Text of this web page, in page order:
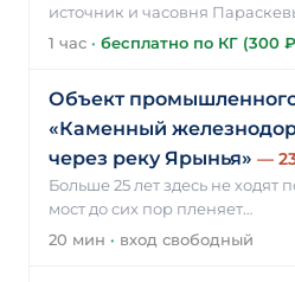
источник и часовня
1 час · бесплатно по КГ (300
Объект промышленного
«Каменный
через реку Ярынья» —
Больше 25 лет здесь не ходят
мост до сих пор пленяет…
20 мин · вход свободный